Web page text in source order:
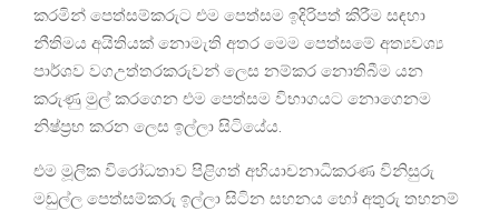
කරමින් පෙත්සම්කරුට එම පෙත්සම ඉදිරිපත් කිරීම සඳහා
නීතිමය අයිතියක් නොමැති අතර මෙම පෙත්සමේ අත්‍යවශ්‍ය
පාර්ශව වගඋත්තරකරුවන් ලෙස නම්කර නොතිබීම යන
කරුණු මුල් කරගෙන එම පෙත්සම විභාගයට නොගෙනම
නිෂ්ප්‍රභ කරන ලෙස ඉල්ලා සිටියේය.
එම මූලික විරෝධතාව පිළිගත් අභියාචනාධිකරණ විනිසුරු
මඩුල්ල පෙත්සම්කරු ඉල්ලා සිටින සහනය හෝ අතුරු තහනම්